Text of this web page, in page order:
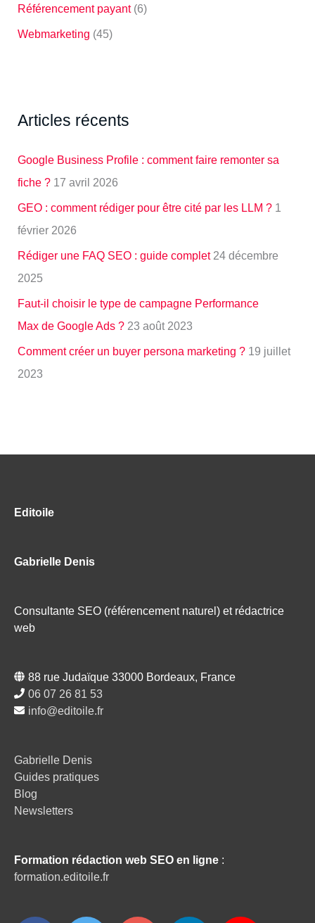
Référencement payant(6)
Webmarketing (45)
Articles récents
Google Business Profile : comment faire remonter sa
fiche ? 17 avril 2026
GEO : comment rédiger pour être cité par les LLM ? 1
février 2026
Rédiger une FAQ SEO : guide complet 24 décembre
2025
Faut-il choisir le type de campagne Performance
Max de Google Ads ? 23 août 2023
Comment créer un buyer persona marketing ? 19 juillet
2023
Editoile
Gabrielle Denis
Consultante SEO (référencement naturel) et rédactrice
web
88 rue Judaïque 33000 Bordeaux, France
06 07 26 81 53
info@editoile.fr
Gabrielle Denis
Guides pratiques
Blog
Newsletters
Formation rédaction web SEO en ligne :
formation.editoile.fr